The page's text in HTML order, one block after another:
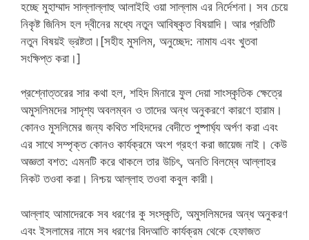
হচ্ছে মুহাম্মাদ সাল্লাল্লাহু আলাইহি ওয়া সাল্লাম এর নির্দেশনা। সব চেয়ে
নিকৃষ্ট জিনিস হল দ্বীনের মধ্যে নতুন আবিষ্কৃত বিষয়াদি। আর প্রতিটি
নতুন বিষয়ই ভ্রষ্টতা।[সহীহ মুসলিম, অনুচ্ছেদ: নামায এবং খুতবা
সংক্ষিপ্ত করা।]
প্রশ্নোত্তরের সার কথা হল, শহিদ মিনারে ফুল দেয়া সাংস্কৃতিক ক্ষেত্রে
অমুসলিমদের সাদৃশ্য অবলম্বন ও তাদের অন্ধ অনুকরণে কারণে হারাম।
কোনও মুসলিমের জন্য কথিত শহিদদের বেদীতে পুষ্পার্ঘ্য অর্পণ করা এবং
এর সাথে সম্পৃক্ত কোনও কার্যক্রমে অংশ গ্রহণ করা জায়েজ নাই। কেউ
অজ্ঞতা বশত: এমনটি করে থাকলে তার উচিৎ, অনতি বিলম্বে আল্লাহর
নিকট তওবা করা। নিশ্চয় আল্লাহ তওবা কবুল কারী।
আল্লাহ আমাদেরকে সব ধরণের কু সংস্কৃতি, অমুসলিমদের অন্ধ অনুকরণ
এবং ইসলামের নামে সব ধরণের বিদআতি কার্যক্রম থেকে হেফাজত